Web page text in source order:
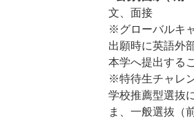
文、面接
※グローバルキ
出願時に英語外
本学へ提出する
※特待生チャレ
学校推薦型選抜
ま、一般選抜（